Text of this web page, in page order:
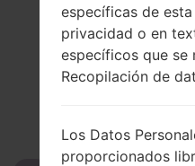
específicas de
privacidad o en
específicos que se
Recopilación de
Los Datos
proporcionados